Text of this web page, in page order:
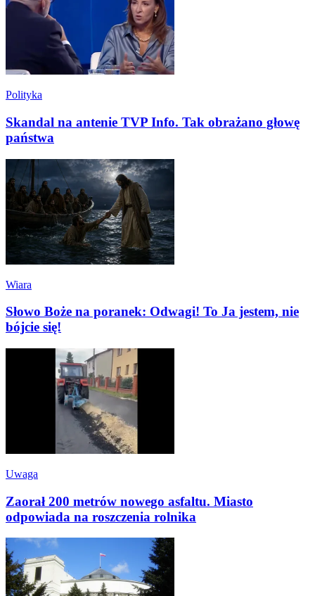
Polityka
Skandal na antenie TVP Info. Tak obrażano głowę
państwa
Wiara
Słowo Boże na poranek: Odwagi! To Ja jestem, nie
bójcie się!
Uwaga
Zaorał 200 metrów nowego asfaltu. Miasto
odpowiada na roszczenia rolnika